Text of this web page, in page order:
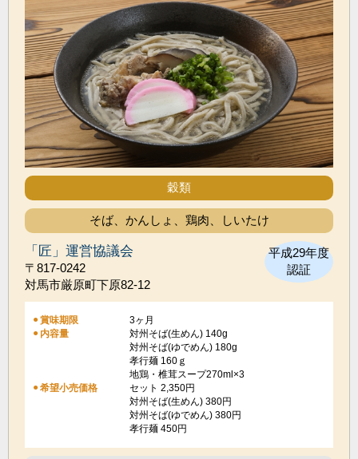
穀類
そば、かんしょ、鶏肉、しいたけ
平成29年度
認証
「匠」運営協議会
〒817-0242
対馬市厳原町下原82-12
賞味期限
3ヶ月
内容量
対州そば(生めん) 140g
対州そば(ゆでめん) 180g
孝行麺 160ｇ
地鶏・椎茸スープ270ml×3
希望小売価格
セット 2,350円
対州そば(生めん) 380円
対州そば(ゆでめん) 380円
孝行麺 450円